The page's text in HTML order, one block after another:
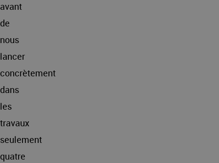
avant
de
nous
lancer
concrètement
dans
les
travaux
seulement
quatre